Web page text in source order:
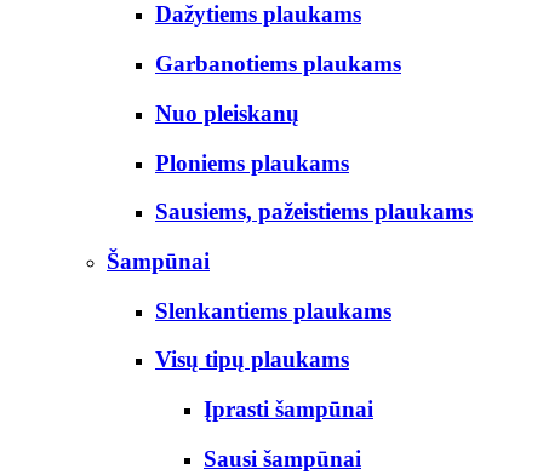
Dažytiems plaukams
Garbanotiems plaukams
Nuo pleiskanų
Ploniems plaukams
Sausiems, pažeistiems plaukams
Šampūnai
Slenkantiems plaukams
Visų tipų plaukams
Įprasti šampūnai
Sausi šampūnai